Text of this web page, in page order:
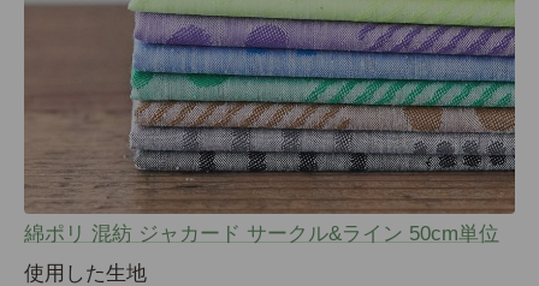
綿ポリ 混紡 ジャカード サークル&ライン 50cm単位
使用した生地